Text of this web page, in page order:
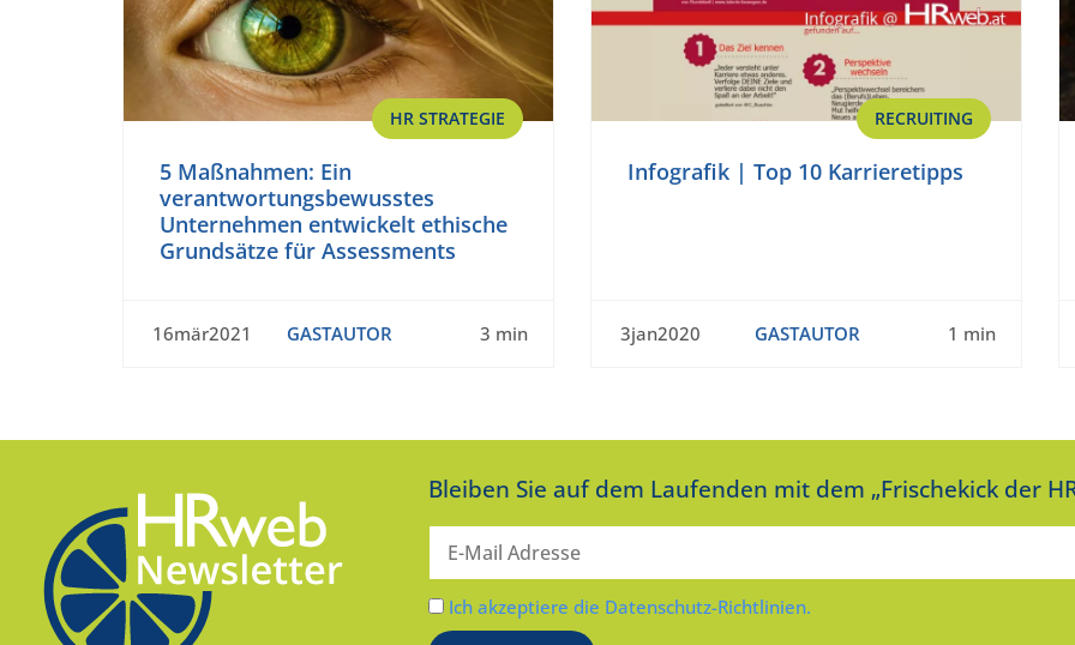
HR STRATEGIE
5 Maßnahmen: Ein
verantwortungsbewusstes
Unternehmen entwickelt ethische
Grundsätze für Assessments
16mär2021 GASTAUTOR 3 min
RECRUITING
Infografik | Top 10 Karrieretipps
3jan2020 GASTAUTOR 1 min
Bleiben Sie auf dem Laufenden mit dem „Frischekick der
Ich akzeptiere die Datenschutz-Richtlinien.